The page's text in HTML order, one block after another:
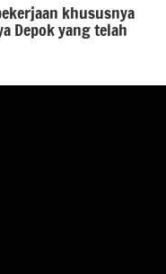
khususnya
Depok yang telah